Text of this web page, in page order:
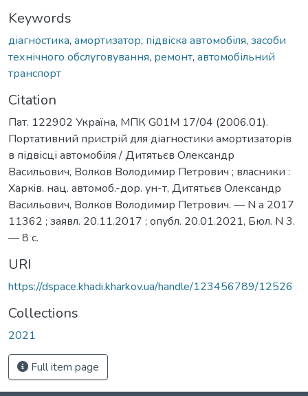
Keywords
діагностика, амортизатор, підвіска автомобіля, засоби
технічного обслуговування, ремонт, автомобільний
транспорт
Citation
Пат. 122902 Україна, МПК G01M 17/04 (2006.01).
Портативний пристрій для діагностики амортизаторів
в підвісці автомобіля / Дитятьєв Олександр
Васильович, Волков Володимир Петрович ; власники :
Харкiв. нац. автомоб.-дор. ун-т, Дитятьєв Олександр
Васильович, Волков Володимир Петрович. — N a 2017
11362 ; заявл. 20.11.2017 ; опубл. 20.01.2021, Бюл. N 3.
— 8 с.
URI
https://dspace.khadi.kharkov.ua/handle/123456789/12526
Collections
2021
Full item page